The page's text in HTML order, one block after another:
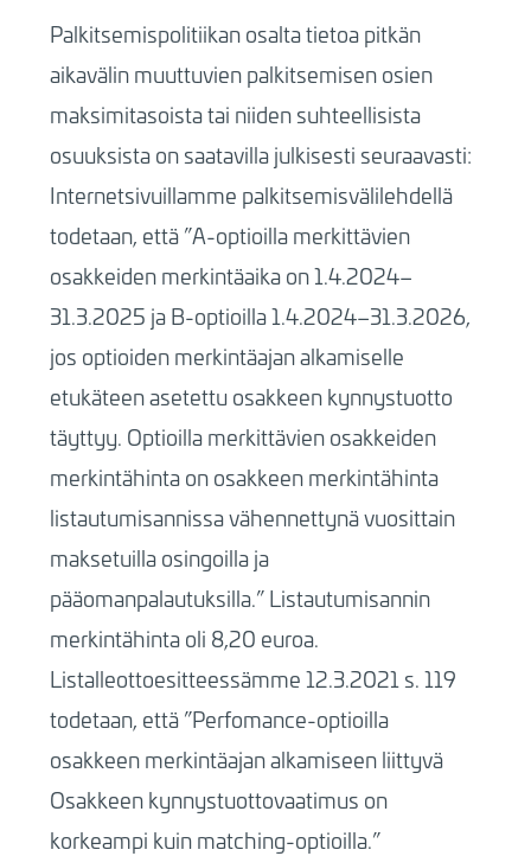
Palkitsemispolitiikan osalta tietoa pitkän
aikavälin muuttuvien palkitsemisen osien
maksimitasoista tai niiden suhteellisista
osuuksista on saatavilla julkisesti seuraavasti:
Internetsivuillamme palkitsemisvälilehdellä
todetaan, että ”A-optioilla merkittävien
osakkeiden merkintäaika on 1.4.2024–
31.3.2025 ja B-optioilla 1.4.2024–31.3.2026,
jos optioiden merkintäajan alkamiselle
etukäteen asetettu osakkeen kynnystuotto
täyttyy. Optioilla merkittävien osakkeiden
merkintähinta on osakkeen merkintähinta
listautumisannissa vähennettynä vuosittain
maksetuilla osingoilla ja
pääomanpalautuksilla.” Listautumisannin
merkintähinta oli 8,20 euroa.
Listalleottoesitteessämme 12.3.2021 s. 119
todetaan, että ”Perfomance-optioilla
osakkeen merkintäajan alkamiseen liittyvä
Osakkeen kynnystuottovaatimus on
korkeampi kuin matching-optioilla.”